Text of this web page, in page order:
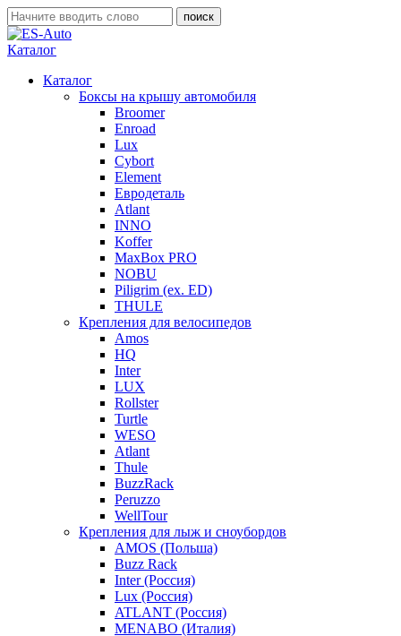
Каталог
Каталог
Боксы на крышу автомобиля
Broomer
Enroad
Lux
Cybort
Element
Евродеталь
Atlant
INNO
Koffer
MaxBox PRO
NOBU
Piligrim (ex. ED)
THULE
Крепления для велосипедов
Amos
HQ
Inter
LUX
Rollster
Turtle
WESO
Atlant
Thule
BuzzRack
Peruzzo
WellTour
Крепления для лыж и сноубордов
AMOS (Польша)
Buzz Rack
Inter (Россия)
Lux (Россия)
ATLANT (Россия)
MENABO (Италия)